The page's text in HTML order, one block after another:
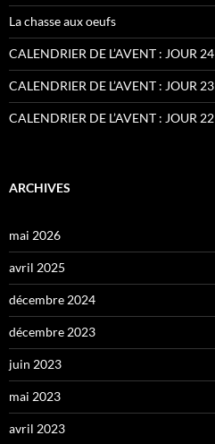
La chasse aux oeufs
CALENDRIER DE L’AVENT : JOUR 24
CALENDRIER DE L’AVENT : JOUR 23
CALENDRIER DE L’AVENT : JOUR 22
ARCHIVES
mai 2026
avril 2025
décembre 2024
décembre 2023
juin 2023
mai 2023
avril 2023